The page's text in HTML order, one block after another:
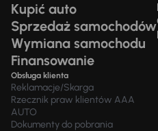
Kupić auto
Sprzedaż samochodów
Wymiana samochodu
Finansowanie
Obsługa klienta
Reklamacje/Skarga
Rzecznik praw klientów AAA
AUTO
Dokumenty do pobrania